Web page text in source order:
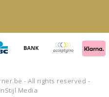
- All rights reserved -
InStijl Media